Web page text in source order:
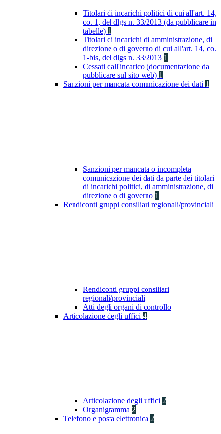
Titolari di incarichi politici di cui all'art. 14,
co. 1, del dlgs n. 33/2013 (da pubblicare in
tabelle) 1
Titolari di incarichi di amministrazione, di
direzione o di governo di cui all'art. 14, co.
1-bis, del dlgs n. 33/2013 1
Cessati dall'incarico (documentazione da
pubblicare sul sito web) 1
Sanzioni per mancata comunicazione dei dati 1
Sanzioni per mancata o incompleta
comunicazione dei dati da parte dei titolari
di incarichi politici, di amministrazione, di
direzione o di governo 1
Rendiconti gruppi consiliari regionali/provinciali
Rendiconti gruppi consiliari
regionali/provinciali
Atti degli organi di controllo
Articolazione degli uffici 4
Articolazione degli uffici 2
Organigramma 2
Telefono e posta elettronica 2